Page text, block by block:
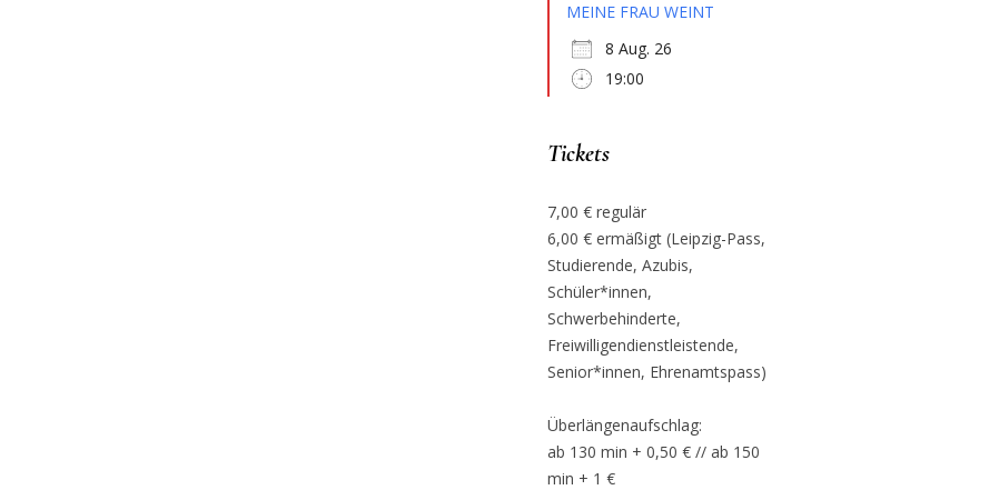
MEINE FRAU WEINT
8 Aug. 26
19:00
Tickets
7,00 € regulär
6,00 € ermäßigt (Leipzig-Pass,
Studierende, Azubis,
Schüler*innen,
Schwerbehinderte,
Freiwilligendienstleistende,
Senior*innen, Ehrenamtspass)
Überlängenaufschlag:
ab 130 min + 0,50 € // ab 150
min + 1 €